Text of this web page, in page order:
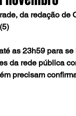
da redação de
as 23h59 para
da rede pública
precisam